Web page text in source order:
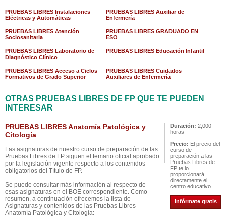
PRUEBAS LIBRES Instalaciones
Eléctricas y Automáticas
PRUEBAS LIBRES Auxiliar de
Enfermería
PRUEBAS LIBRES Atención
Sociosanitaria
PRUEBAS LIBRES GRADUADO EN
ESO
PRUEBAS LIBRES Laboratorio de
Diagnóstico Clínico
PRUEBAS LIBRES Educación Infantil
PRUEBAS LIBRES Acceso a Ciclos
Formativos de Grado Superior
PRUEBAS LIBRES Cuidados
Auxiliares de Enfermería
OTRAS PRUEBAS LIBRES DE FP QUE TE PUEDEN
INTERESAR
PRUEBAS LIBRES Anatomía Patológica y
Citología
Las asignaturas de nuestro curso de preparación de las
Pruebas Libres de FP siguen el temario oficial aprobado
por la legislación vigente respecto a los contenidos
obligatorios del Título de FP.
Se puede consultar más información al respecto de
esas asignaturas en el BOE correspondiente. Como
resumen, a continuación ofrecemos la lista de
Asignaturas y contenidos de las Pruebas Libres
Anatomía Patológica y Citología:
Duración: 2,000
horas
Precio: El precio del
curso de
preparación a las
Pruebas Libres de
FP te lo
proporcionará
directamente el
centro educativo
Infórmate gratis